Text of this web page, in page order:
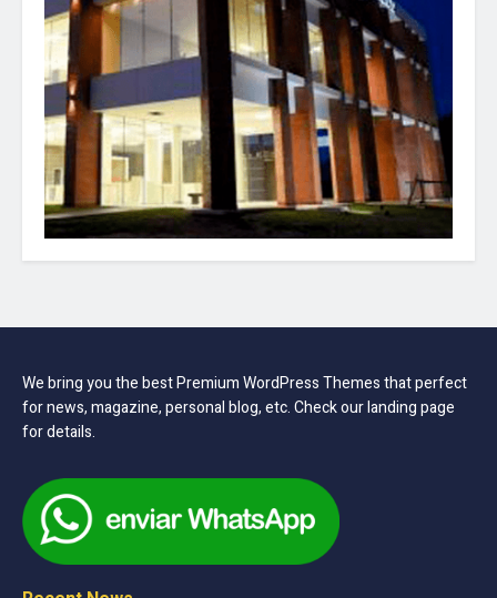
We bring you the best Premium WordPress Themes that perfect
for news, magazine, personal blog, etc. Check our landing page
for details.